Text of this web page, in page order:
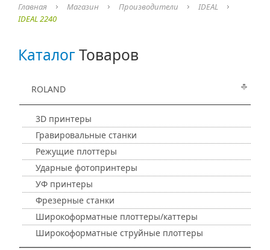
Главная Магазин Производители
IDEAL
IDEAL 2240
КаталогТоваров
ROLAND
3D принтеры
Гравировальные станки
Режущие плоттеры
Ударные фотопринтеры
УФ принтеры
Фрезерные станки
Широкоформатные плоттеры/каттеры
Широкоформатные струйные плоттеры